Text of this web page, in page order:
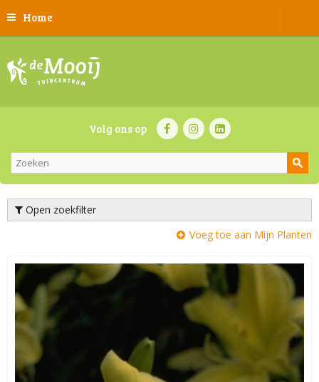
Home
Volg ons op
Open zoekfilter
Voeg toe aan Mijn Planten